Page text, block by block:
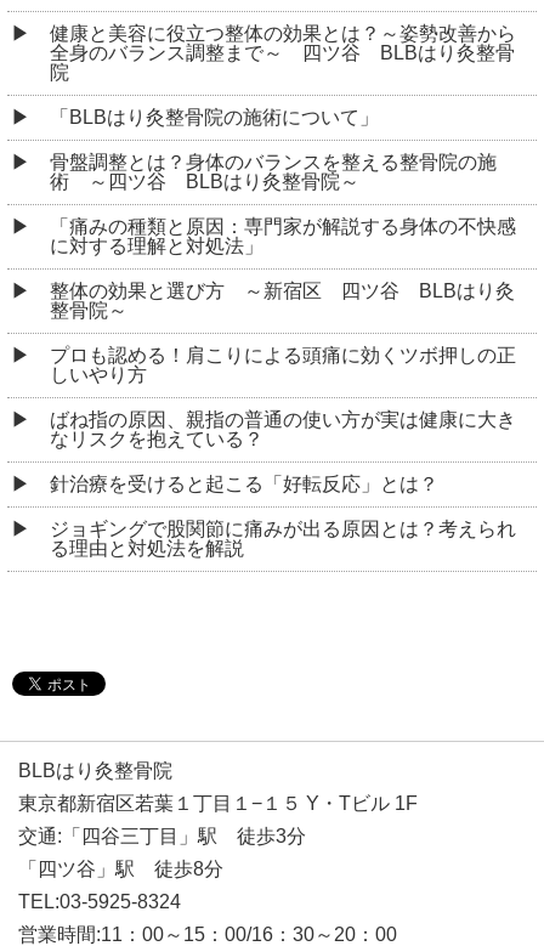
健康と美容に役立つ整体の効果とは？～姿勢改善から
全身のバランス調整まで～ 四ツ谷 BLBはり灸整骨
院
「BLBはり灸整骨院の施術について」
骨盤調整とは？身体のバランスを整える整骨院の施
術 ～四ツ谷 BLBはり灸整骨院～
「痛みの種類と原因：専門家が解説する身体の不快感
に対する理解と対処法」
整体の効果と選び方 ～新宿区 四ツ谷 BLBはり灸
整骨院～
プロも認める！肩こりによる頭痛に効くツボ押しの正
しいやり方
ばね指の原因、親指の普通の使い方が実は健康に大き
なリスクを抱えている？
針治療を受けると起こる「好転反応」とは？
ジョギングで股関節に痛みが出る原因とは？考えられ
る理由と対処法を解説
BLBはり灸整骨院
東京都新宿区若葉１丁目１−１５ Y・Tビル 1F
交通:「四谷三丁目」駅 徒歩3分
「四ツ谷」駅 徒歩8分
TEL:03-5925-8324
営業時間:11：00～15：00/16：30～20：00